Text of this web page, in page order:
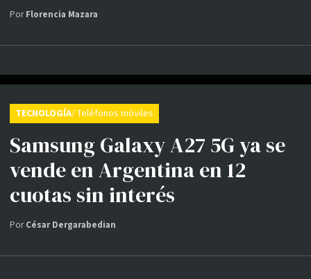
PorFlorencia Mazara
Samsung Galaxy A27 5G ya se
vende en Argentina en 12
cuotas sin interés
TECNOLOGÍA/ Teléfonos móviles
PorCésar Dergarabedian